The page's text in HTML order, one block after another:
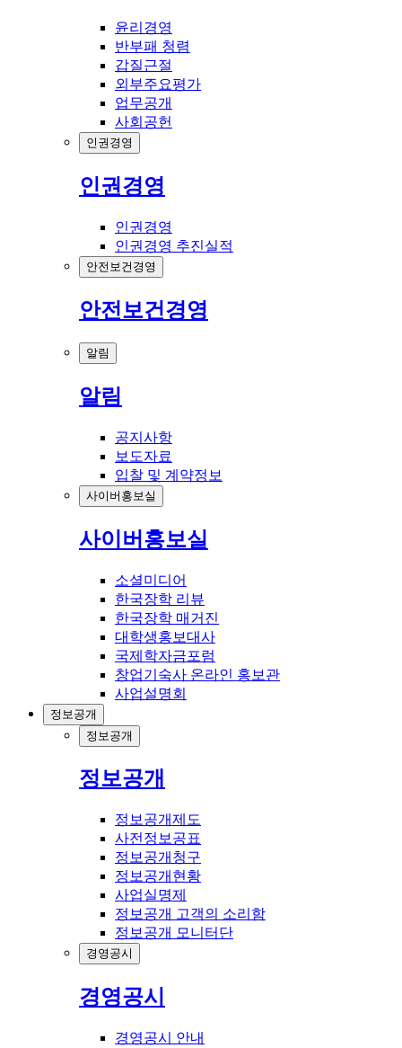
윤리경영
반부패 청렴
갑질근절
외부주요평가
업무공개
사회공헌
인권경영
인권경영
인권경영
인권경영 추진실적
안전보건경영
안전보건경영
알림
알림
공지사항
보도자료
입찰 및 계약정보
사이버홍보실
사이버홍보실
소셜미디어
한국장학 리뷰
한국장학 매거진
대학생홍보대사
국제학자금포럼
창업기숙사 온라인 홍보관
사업설명회
정보공개
정보공개
정보공개
정보공개제도
사전정보공표
정보공개청구
정보공개현황
사업실명제
정보공개 고객의 소리함
정보공개 모니터단
경영공시
경영공시
경영공시 안내